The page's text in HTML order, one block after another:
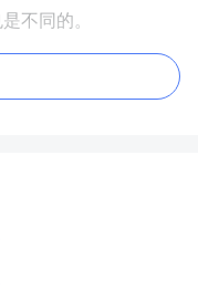
不同的。